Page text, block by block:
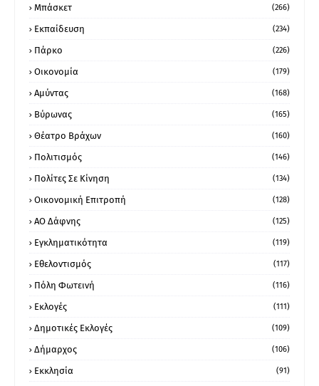
Μπάσκετ (266)
Εκπαίδευση (234)
Πάρκο (226)
Οικονομία (179)
Αμύντας (168)
Βύρωνας (165)
Θέατρο Βράχων (160)
Πολιτισμός (146)
Πολίτες Σε Κίνηση (134)
Οικονομική Επιτροπή (128)
ΑΟ Δάφνης (125)
Εγκληματικότητα (119)
Εθελοντισμός (117)
Πόλη Φωτεινή (116)
Εκλογές (111)
Δημοτικές Εκλογές (109)
Δήμαρχος (106)
Εκκλησία (91)